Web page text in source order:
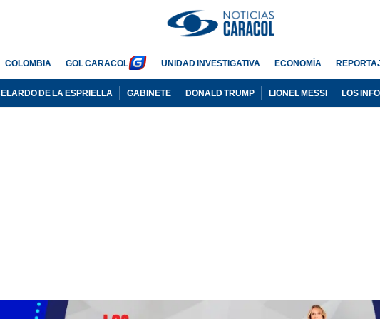
COLOMBIA GOL CARACOL UNIDAD INVESTIGATIVA ECONOMÍA
DE LA ESPRIELLA GABINETE DONALD TRUMP LIONEL MESSI LOS